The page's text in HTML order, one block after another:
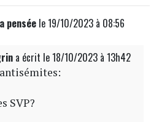
penséele 19/10/2023 à 08:56
a écrit le 18/10/2023 à 13h42
SVP?